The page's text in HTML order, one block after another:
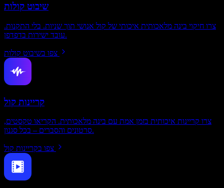
שיבוט קולות
צרו חיקוי בינה מלאכותית איכותי של קול אנושי תוך שניות. בלי התקנות.
עובד ישירות בדפדפן.
צפו בשיבוט קולות
קריינות קול
צרו קריינות איכותית בזמן אמת עם בינה מלאכותית. הקריאו טקסטים,
סרטונים והסברים – בכל סגנון.
צפו בקריינות קול